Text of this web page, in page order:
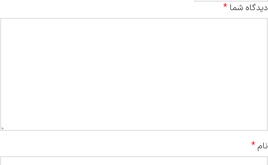
دیدگاه شما *
نام*